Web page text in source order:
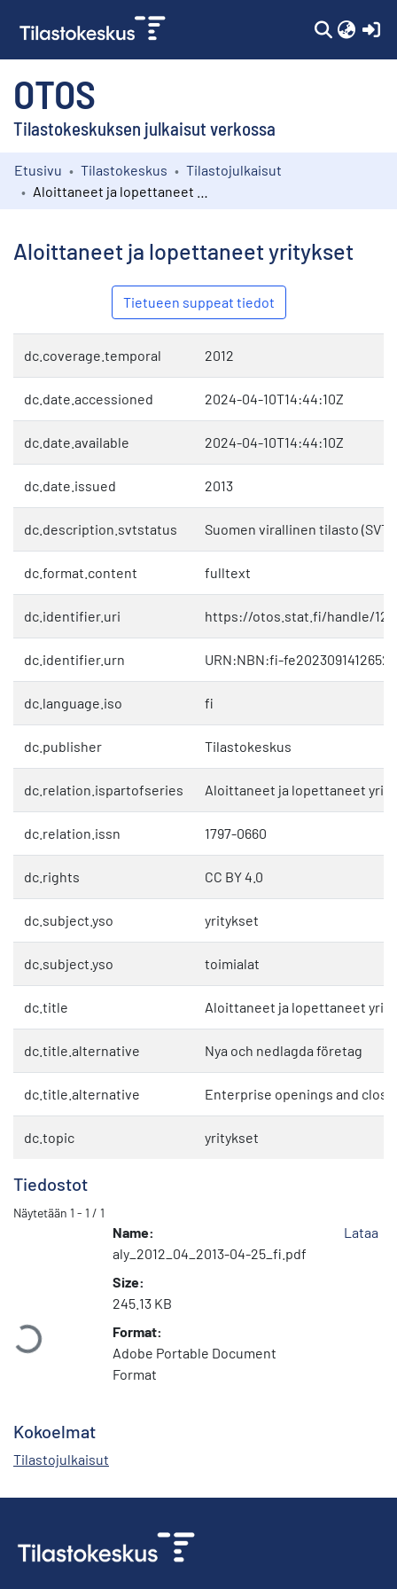
OTOS
Tilastokeskuksen julkaisut verkossa
Kokoelmat
Etusivu Tilastokeskus
Tilastojulkaisut
Aloittaneet ja lopettaneet yritykset
Tietueen suppeat tiedot
dc.coverage.temporal 2012
dc.date.accessioned 2024-04-10T14:44:10Z
dc.date.available 2024-04-10T14:44:10Z
dc.date.issued 2013
dc.description.svtstatus Suomen virallinen tilasto (SVT)
dc.format.content fulltext
dc.identifier.uri https://otos.stat.fi/handle/
dc.identifier.urn URN:NBN:fi-fe20230914126523
dc.language.iso fi
dc.publisher Tilastokeskus
dc.relation.ispartofseries Aloittaneet ja lopettaneet
dc.relation.issn 1797-0660
dc.rights CC BY 4.0
dc.subject.yso yritykset
dc.subject.yso toimialat
dc.title Aloittaneet ja lopettaneet
dc.title.alternative Nya och nedlagda företag
dc.title.alternative Enterprise openings and
dc.topic yritykset
Tiedostot
Näytetään 1 - 1 / 1
Ladataan...
Name:
aly_2012_04_2013-04-25_fi.pdf
Size:
245.13 KB
Format:
Adobe Portable Document
Format
Lataa
Kokoelmat
Tilastojulkaisut